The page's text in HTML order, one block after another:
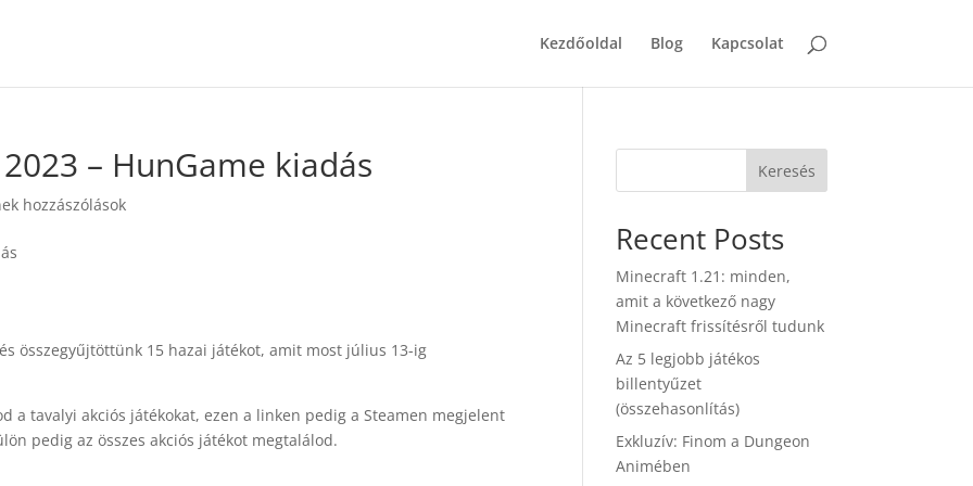
Kezdőoldal Blog Kapcsolat
– HunGame kiadás
hozzászólások
összegyűjtöttünk 15 hazai játékot, amit most július 13-ig
a tavalyi akciós játékokat, ezen a linken pedig a Steamen megjelent
pedig az összes akciós játékot megtalálod.
Keresés
Recent Posts
Minecraft 1.21: minden,
amit a következő nagy
Minecraft frissítésről tudunk
Az 5 legjobb játékos
billentyűzet
(összehasonlítás)
Exkluzív: Finom a Dungeon
Animében